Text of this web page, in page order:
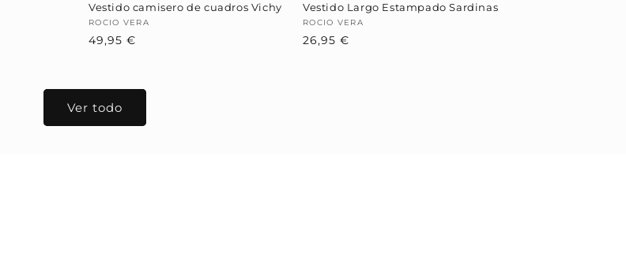
Vestido camisero de cuadros Vichy
Proveedor:
ROCIO VERA
Precio
49,95 €
Vestido Largo Estampado Sardinas
Proveedor:
ROCIO VERA
Precio
26,95 €
Ver todo